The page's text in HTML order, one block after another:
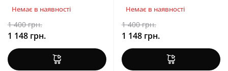
Немає в наявності
1 400 грн.
1 148 грн.
Немає в наявності
1 400 грн.
1 148 грн.